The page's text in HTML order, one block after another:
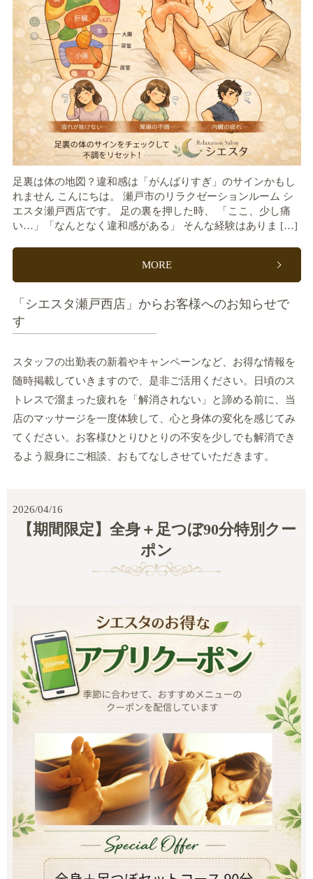
足裏は体の地図？違和感は「がんばりすぎ」のサインかもし
れません こんにちは。 瀬戸市のリラクゼーションルーム シ
エスタ瀬戸西店です。 足の裏を押した時、 「ここ、少し痛
い…」「なんとなく違和感がある」 そんな経験はありま […]
MORE
「シエスタ瀬戸西店」からお客様へのお知らせで
す
スタッフの出勤表の新着やキャンペーンなど、お得な情報を
随時掲載していきますので、是非ご活用ください。日頃のス
トレスで溜まった疲れを「解消されない」と諦める前に、当
店のマッサージを一度体験して、心と身体の変化を感じてみ
てください。お客様ひとりひとりの不安を少しでも解消でき
るよう親身にご相談、おもてなしさせていただきます。
2026/04/16
【期間限定】全身＋足つぼ90分特別クー
ポン